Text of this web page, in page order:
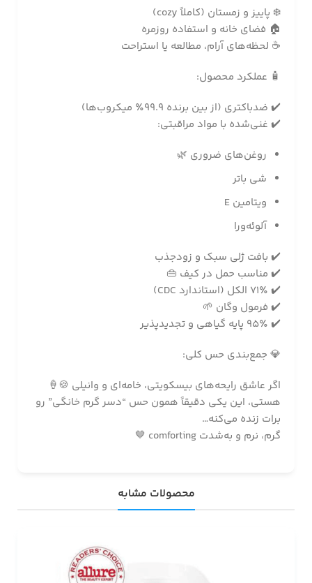
❄️ پاییز و زمستان (کاملاً cozy)
🏠 فضای خانه و استفاده روزمره
☕ لحظه‌های آرام، مطالعه یا استراحت
🧴 عملکرد محصول:
✔️ ضدباکتری (از بین برنده 99.9٪ میکروب‌ها)
✔️ غنی‌شده با مواد مراقبتی:
روغن‌های ضروری 🌿
شی باتر
ویتامین E
آلوئه‌ورا
✔️ بافت ژلی سبک و زودجذب
✔️ مناسب حمل در کیف 👜
✔️ 71٪ الکل (استاندارد CDC)
✔️ فرمول وگان 🌱
✔️ 95٪ پایه گیاهی و تجدیدپذیر
💎 جمع‌بندی حس کلی:
اگر عاشق رایحه‌های بیسکویتی، خامه‌ای و وانیلی 🍪🍦
هستی، این یکی دقیقاً همون حس “دسر گرم خانگی” رو
برات زنده می‌کنه…
گرم، نرم و به‌شدت comforting 🤎
محصولات مشابه